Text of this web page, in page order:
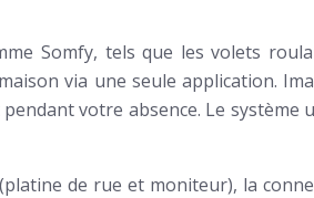
Somfy, tels que les volets
via une seule application.
votre absence. Le
de rue et moniteur), la